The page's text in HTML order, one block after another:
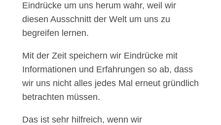
Eindrücke um uns herum wahr, weil wir
diesen Ausschnitt der Welt um uns zu
begreifen lernen.
Mit der Zeit speichern wir Eindrücke mit
Informationen und Erfahrungen so ab, dass
wir uns nicht alles jedes Mal erneut gründlich
betrachten müssen.
Das ist sehr hilfreich, wenn wir